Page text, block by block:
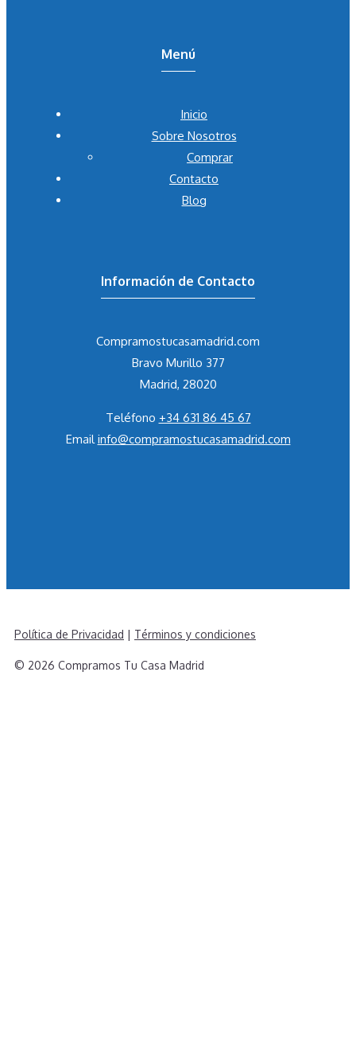
Menú
Inicio
Sobre Nosotros
Comprar
Contacto
Blog
Información de Contacto
Compramostucasamadrid.com
Bravo Murillo 377
Madrid, 28020
Teléfono +34 631 86 45 67
Emailinfo@compramostucasamadrid.com
Política de Privacidad | Términos y condiciones
© 2026 Compramos Tu Casa Madrid